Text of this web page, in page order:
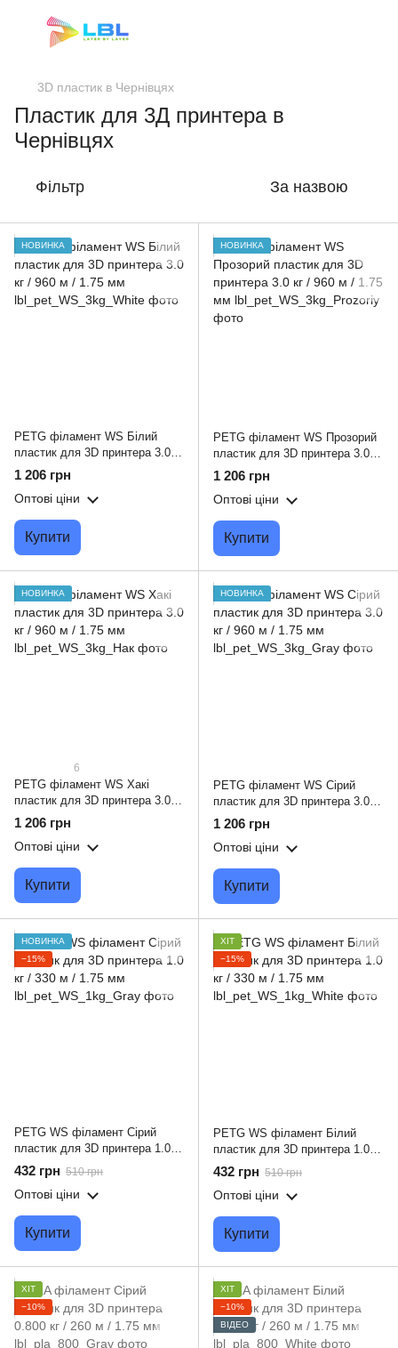
3D пластик в Чернівцях
Пластик для 3Д принтера в
Чернівцях
Фільтр За назвою
НОВИНКА
PETG філамент WS Білий
пластик для 3D принтера 3.0 кг
/ 960 м / 1.75 мм
1 206 грн
Оптові ціни
Купити
НОВИНКА
PETG філамент WS Прозорий
пластик для 3D принтера 3.0 кг
/ 960 м / 1.75 мм
1 206 грн
Оптові ціни
Купити
НОВИНКА
6
PETG філамент WS Хакі
пластик для 3D принтера 3.0 кг
/ 960 м / 1.75 мм
1 206 грн
Оптові ціни
Купити
НОВИНКА
PETG філамент WS Сірий
пластик для 3D принтера 3.0 кг
/ 960 м / 1.75 мм
1 206 грн
Оптові ціни
Купити
НОВИНКА
−15%
PETG WS філамент Сірий
пластик для 3D принтера 1.0 кг
/ 330 м / 1.75 мм
432 грн 510 грн
Оптові ціни
Купити
ХІТ
−15%
PETG WS філамент Білий
пластик для 3D принтера 1.0 кг
/ 330 м / 1.75 мм
432 грн 510 грн
Оптові ціни
Купити
ХІТ
−10%
ХІТ
−10%
ВІДЕО